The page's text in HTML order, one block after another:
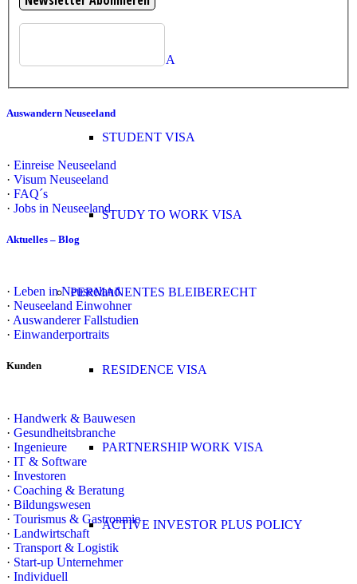
WORK VISA
STUDENT VISA
STUDY TO WORK VISA
PERMANENTES BLEIBERECHT
RESIDENCE VISA
PARTNERSHIP WORK VISA
ACTIVE INVESTOR PLUS POLICY
Auswandern Neuseeland
· Einreise Neuseeland
· Visum Neuseeland
· FAQ´s
· Jobs in Neuseeland
Aktuelles – Blog
· Leben in Neuseeland
· Neuseeland Einwohner
· Auswanderer Fallstudien
· Einwanderportraits
Kunden
· Handwerk & Bauwesen
· Gesundheitsbranche
· Ingenieure
· IT & Software
· Investoren
· Coaching & Beratung
· Bildungswesen
· Tourismus & Gastronmie
· Landwirtschaft
· Transport & Logistik
· Start-up Unternehmer
· Individuell